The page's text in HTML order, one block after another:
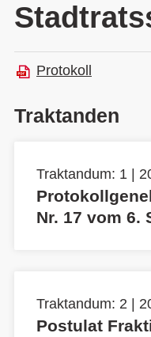
Protokoll
Traktanden
Traktandum: 1 |
Nr. 17 vom 6.
Traktandum: 2 |
Postulat